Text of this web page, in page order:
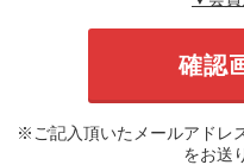
※ご記入頂いたメールアドレ
をお送